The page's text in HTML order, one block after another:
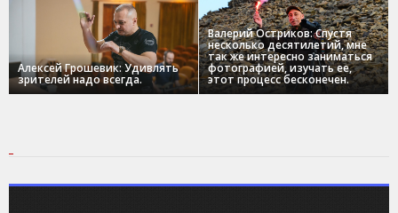
Алексей Грошевик: Удивлять
зрителей надо всегда.
Валерий Остриков: Спустя
несколько десятилетий, мне
так же интересно заниматься
фотографией, изучать ее,
этот процесс бесконечен.